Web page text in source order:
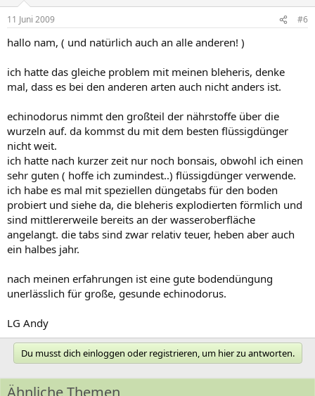
11 Juni 2009 #6
hallo nam, ( und natürlich auch an alle anderen! )
ich hatte das gleiche problem mit meinen bleheris, denke
mal, dass es bei den anderen arten auch nicht anders ist.
echinodorus nimmt den großteil der nährstoffe über die
wurzeln auf. da kommst du mit dem besten flüssigdünger
nicht weit.
ich hatte nach kurzer zeit nur noch bonsais, obwohl ich einen
sehr guten ( hoffe ich zumindest..) flüssigdünger verwende.
ich habe es mal mit speziellen düngetabs für den boden
probiert und siehe da, die bleheris explodierten förmlich und
sind mittlererweile bereits an der wasseroberfläche
angelangt. die tabs sind zwar relativ teuer, heben aber auch
ein halbes jahr.
nach meinen erfahrungen ist eine gute bodendüngung
unerlässlich für große, gesunde echinodorus.
LG Andy
Du musst dich einloggen oder registrieren, um hier zu antworten.
Ähnliche Themen